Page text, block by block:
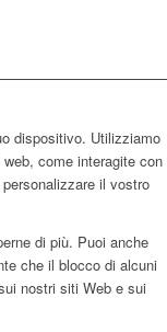
dispositivo. Utilizziamo
come interagite con
il vostro
di più. Puoi anche
che il blocco di alcuni
nostri siti Web e sui